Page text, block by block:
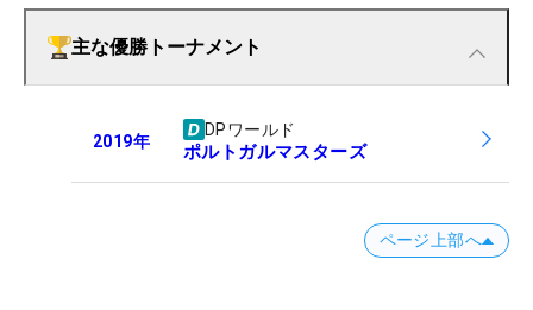
主な優勝トーナメント
2019年
DPワールド
ポルトガルマスターズ
ページ上部へ